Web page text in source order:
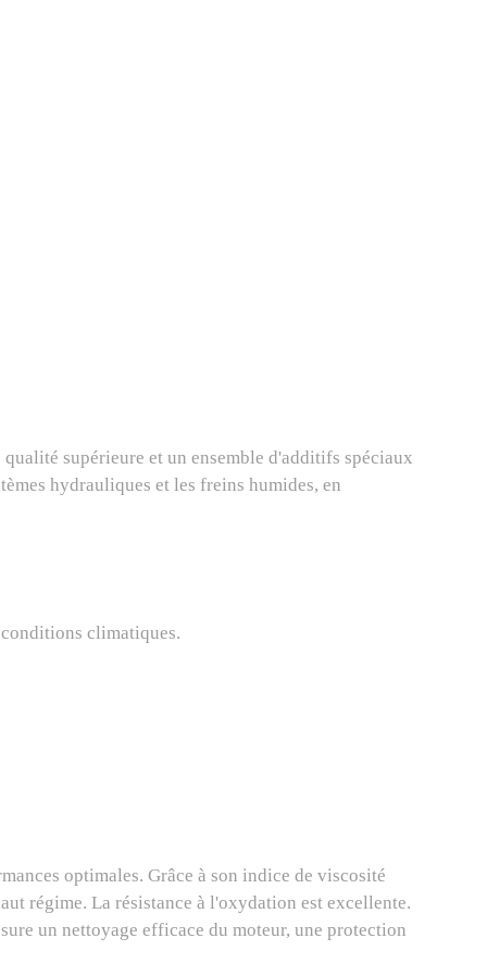
supérieure et un ensemble d'additifs spéciaux
hydrauliques et les freins humides, en
climatiques.
optimales. Grâce à son indice de viscosité
régime. La résistance à l'oxydation est excellente.
un nettoyage efficace du moteur, une protection